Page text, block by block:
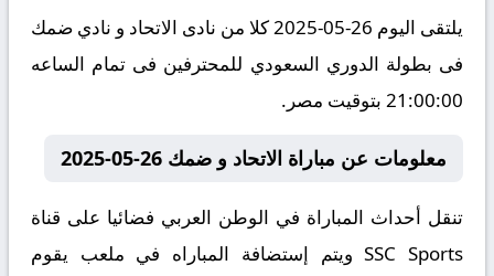
يلتقى اليوم 26-05-2025 كلا من نادى الاتحاد و نادي ضمك
فى بطولة الدوري السعودي للمحترفين فى تمام الساعه
21:00:00 بتوقيت مصر.
معلومات عن مباراة الاتحاد و ضمك 26-05-2025
تنقل أحداث المباراة في الوطن العربي فضائيا على قناة
SSC Sports ويتم إستضافة المباراه في ملعب يقوم